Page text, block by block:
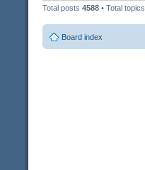
Total posts 4588 • Total topics
Board index